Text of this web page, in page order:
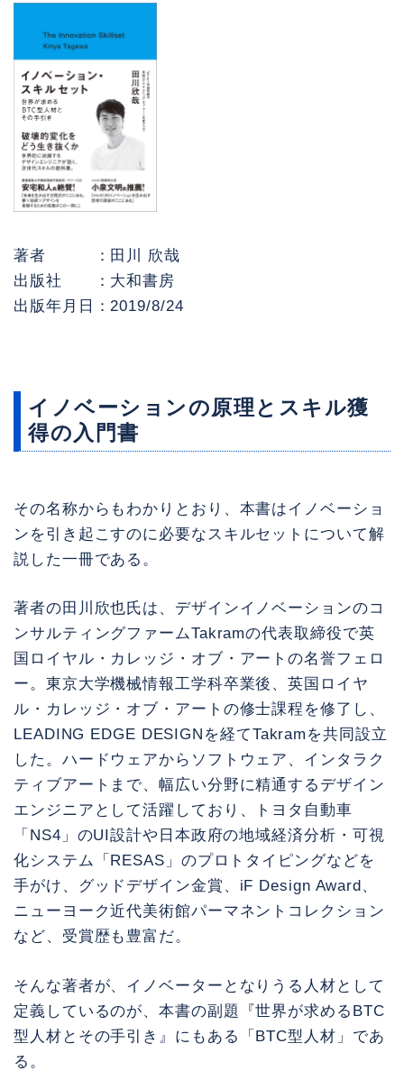
著者 ：田川 欣哉
出版社 ：大和書房
出版年月日：2019/8/24
イノベーションの原理とスキル獲
得の入門書
その名称からもわかりとおり、本書はイノベーショ
ンを引き起こすのに必要なスキルセットについて解
説した一冊である。
著者の田川欣也氏は、デザインイノベーションのコ
ンサルティングファームTakramの代表取締役で英
国ロイヤル・カレッジ・オブ・アートの名誉フェロ
ー。東京大学機械情報工学科卒業後、英国ロイヤ
ル・カレッジ・オブ・アートの修士課程を修了し、
LEADING EDGE DESIGNを経てTakramを共同設立
した。ハードウェアからソフトウェア、インタラク
ティブアートまで、幅広い分野に精通するデザイン
エンジニアとして活躍しており、トヨタ自動車
「NS4」のUI設計や日本政府の地域経済分析・可視
化システム「RESAS」のプロトタイピングなどを
手がけ、グッドデザイン金賞、iF Design Award、
ニューヨーク近代美術館パーマネントコレクション
など、受賞歴も豊富だ。
そんな著者が、イノベーターとなりうる人材として
定義しているのが、本書の副題『世界が求めるBTC
型人材とその手引き』にもある「BTC型人材」であ
る。